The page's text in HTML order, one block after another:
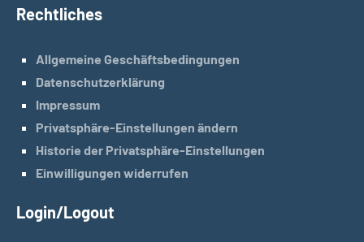
Rechtliches
Allgemeine Geschäftsbedingungen
Datenschutzerklärung
Impressum
Privatsphäre-Einstellungen ändern
Historie der Privatsphäre-Einstellungen
Einwilligungen widerrufen
Login/Logout